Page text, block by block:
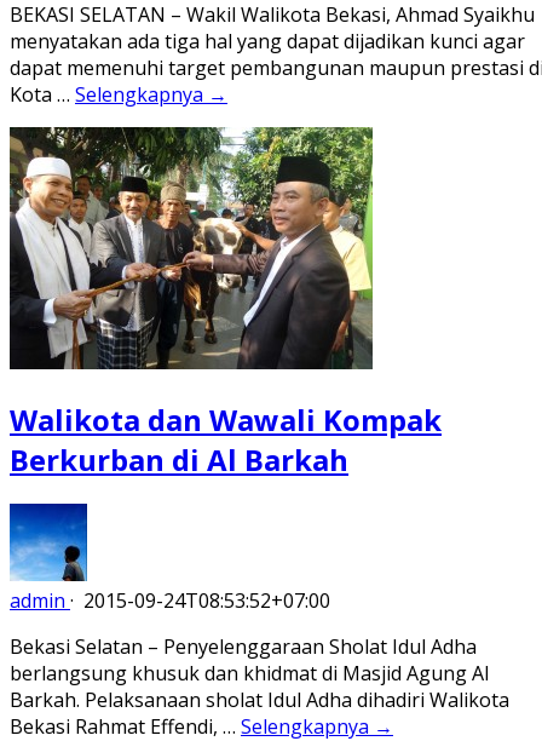
BEKASI SELATAN – Wakil Walikota Bekasi, Ahmad Syaikhu
menyatakan ada tiga hal yang dapat dijadikan kunci agar
dapat memenuhi target pembangunan maupun prestasi
Kota … Selengkapnya →
Walikota dan Wawali Kompak
Berkurban di Al Barkah
admin · 2015-09-24T08:53:52+07:00
Bekasi Selatan – Penyelenggaraan Sholat Idul Adha
berlangsung khusuk dan khidmat di Masjid Agung Al
Barkah. Pelaksanaan sholat Idul Adha dihadiri Walikota
Bekasi Rahmat Effendi, … Selengkapnya →